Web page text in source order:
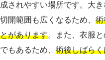
されやすい場所です。大
開範囲も広くなるため、 術
があります。また、衣服
もあるため、 術後しばら